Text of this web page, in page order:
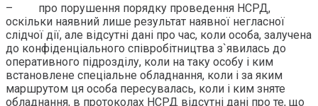
– про порушення порядку проведення НСРД,
оскільки наявний лише результат наявної негласної
слідчої дії, але відсутні дані про час, коли особа, залучена
до конфіденціального співробітництва з`явилась до
оперативного підрозділу, коли на таку особу і ким
встановлене спеціальне обладнання, коли і за яким
маршрутом ця особа пересувалась, коли і ким зняте
обладнання, в протоколах НСРД відсутні дані про те, що